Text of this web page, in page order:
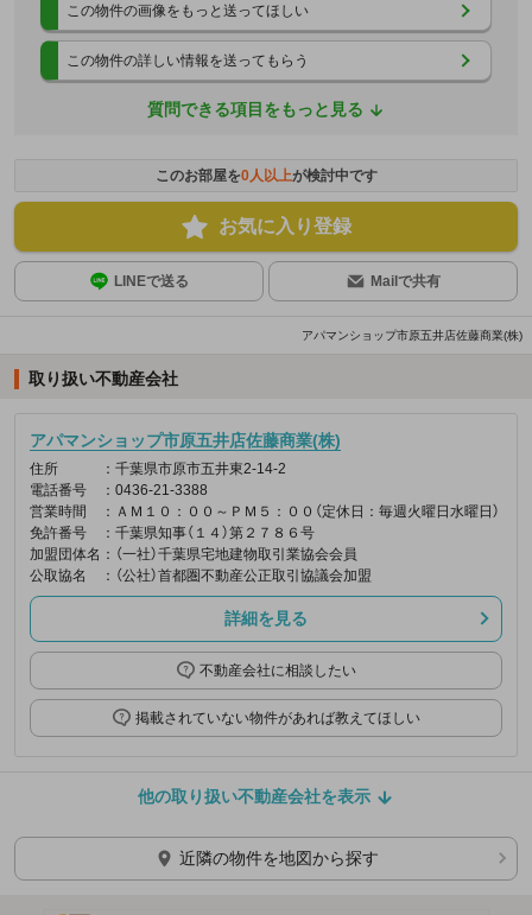
この物件の画像をもっと送ってほしい
この物件の詳しい情報を送ってもらう
質問できる項目をもっと見る
このお部屋を0人以上が検討中です
お気に入り登録
LINEで送る Mailで共有
アパマンショップ市原五井店佐藤商業(株)
取り扱い不動産会社
アパマンショップ市原五井店佐藤商業(株)
住所
：千葉県市原市五井東2-14-2
電話番号
：0436-21-3388
営業時間
：ＡＭ１０：００～ＰＭ５：００（定休日：毎週火曜日水曜日）
免許番号
：千葉県知事（１４）第２７８６号
加盟団体名 ：（一社）千葉県宅地建物取引業協会会員
公取協名
：（公社）首都圏不動産公正取引協議会加盟
詳細を見る
不動産会社に相談したい
掲載されていない物件があれば教えてほしい
他の取り扱い不動産会社を表示
近隣の物件を地図から探す